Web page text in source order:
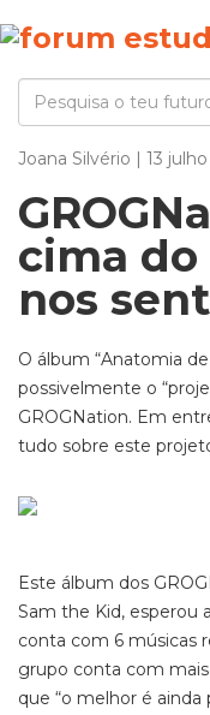
Joana Silvério | 13
cima
nos
O álbum “Anatomia
possivelmente o
GROGNation. Em
tudo sobre este
Este álbum dos
Sam the Kid, esperou
conta com 6 músicas
grupo conta com
que “o melhor é ainda